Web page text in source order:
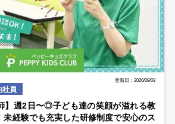
更新日：2026/08/03
社員
】週2日〜◎子ども達の笑顔が溢れる教
未経験でも充実した研修制度で安心のス